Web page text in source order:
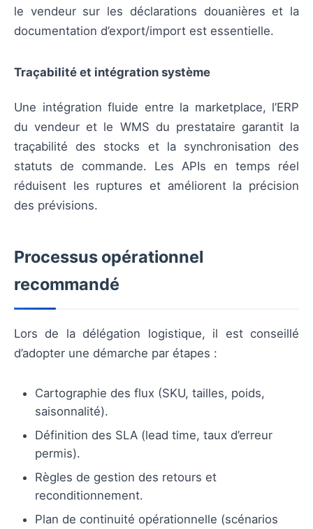
le vendeur sur les déclarations douanières et la
documentation d’export/import est essentielle.
Traçabilité et intégration système
Une intégration fluide entre la marketplace, l’ERP
du vendeur et le WMS du prestataire garantit la
traçabilité des stocks et la synchronisation des
statuts de commande. Les APIs en temps réel
réduisent les ruptures et améliorent la précision
des prévisions.
Processus opérationnel
recommandé
Lors de la délégation logistique, il est conseillé
d’adopter une démarche par étapes :
Cartographie des flux (SKU, tailles, poids,
saisonnalité).
Définition des SLA (lead time, taux d’erreur
permis).
Règles de gestion des retours et
reconditionnement.
Plan de continuité opérationnelle (scénarios